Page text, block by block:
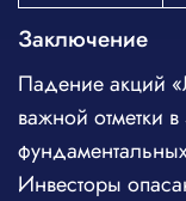
Заключение
Падение акций
важной отметки
Инвесторы